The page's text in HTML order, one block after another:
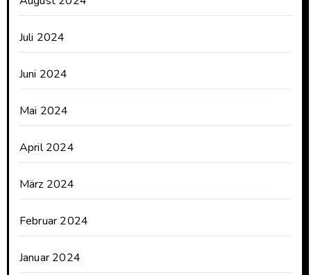
Juli 2024
Juni 2024
Mai 2024
April 2024
März 2024
Februar 2024
Januar 2024